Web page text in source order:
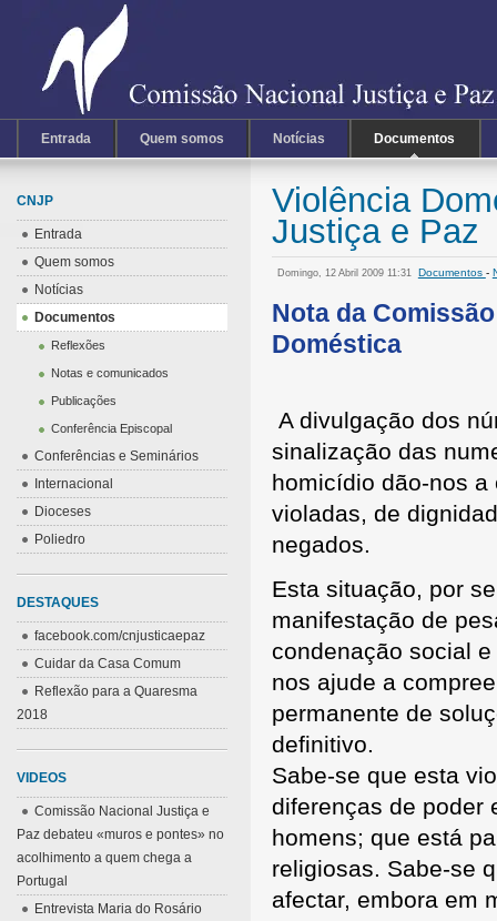
Entrada Quem somos Notícias Documentos
Violência
Justiça e Paz
Domingo, 12 Abril 2009 11:31 Documentos -
Nota da
Doméstica
A divulgação dos
sinalização das
homicídio dão-nos a
violadas, de
negados.
Esta situação, por
manifestação de
condenação social
nos ajude a
permanente de
definitivo.
Sabe-se que esta
diferenças de poder
homens; que está
religiosas. Sabe-se
afectar, embora em
CNJP
Entrada
Quem somos
Notícias
Documentos
Reflexões
Notas e comunicados
Publicações
Conferência Episcopal
Conferências e Seminários
Internacional
Dioceses
Poliedro
DESTAQUES
facebook.com/cnjusticaepaz
Cuidar da Casa Comum
Reflexão para a Quaresma
2018
VIDEOS
Comissão Nacional Justiça e
Paz debateu «muros e pontes» no
acolhimento a quem chega a
Portugal
Entrevista Maria do Rosário